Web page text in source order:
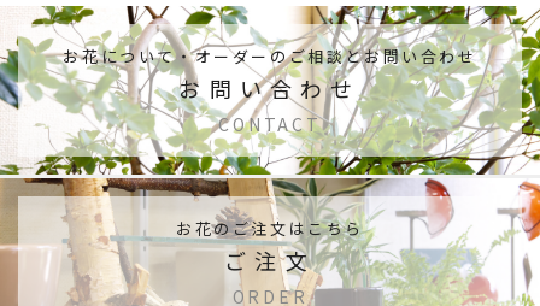
お花について・オーダーのご相談とお問い合わせ
お問い合わせ
CONTACT
お花のご注文はこちら
ご注文
ORDER